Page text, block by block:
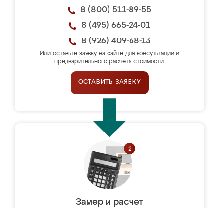
8 (800) 511-89-55
8 (495) 665-24-01
8 (926) 409-68-13
Или оставьте заявку на сайте для консультации и
предварительного расчёта стоимости.
ОСТАВИТЬ ЗАЯВКУ
Замер и расчет